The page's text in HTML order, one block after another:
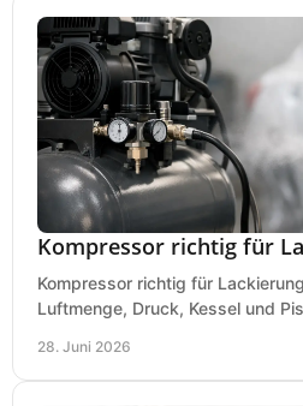
Kompressor richtig für
Kompressor richtig für
Luftmenge, Druck, Kessel und
28. Juni 2026